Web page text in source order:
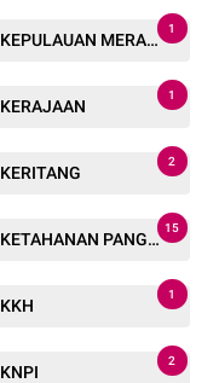
KEPULAUAN MERANTI
1
KERAJAAN
1
KERITANG
2
KETAHANAN PANGAN
15
KKH
1
KNPI
2